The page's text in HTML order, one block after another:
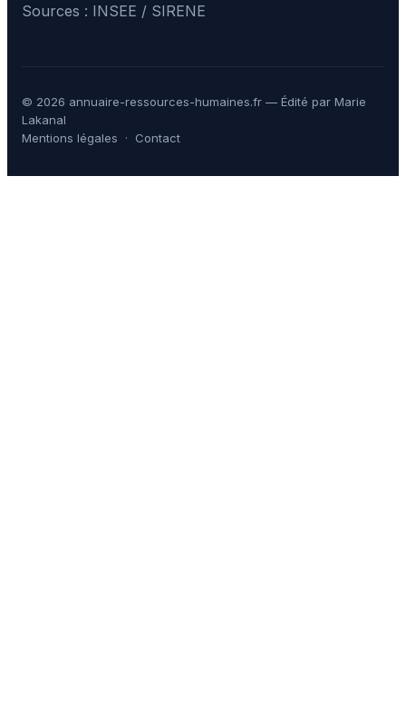
Sources : INSEE / SIRENE
© 2026 annuaire-ressources-humaines.fr — Édité par Marie
Lakanal
Mentions légales · Contact